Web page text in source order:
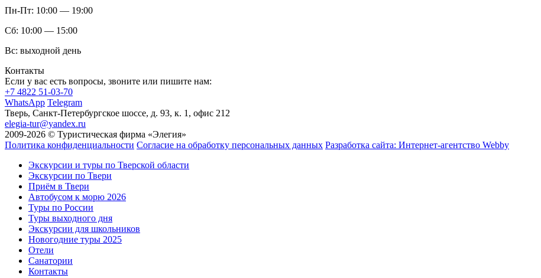
Пн-Пт: 10:00 — 19:00
Сб: 10:00 — 15:00
Вс: выходной день
Контакты
Если у вас есть вопросы, звоните или пишите нам:
+7 4822 51-03-70
WhatsApp Telegram
Тверь, Санкт-Петербургское шоссе, д. 93, к. 1, офис 212
elegia-tur@yandex.ru
2009-2026 © Туристическая фирма «Элегия»
Политика конфиденциальности Согласие на обработку персональных данных Разработка сайта: Интернет-агентство Webby
Экскурсии и туры по Тверской области
Экскурсии по Твери
Приём в Твери
Автобусом к морю 2026
Туры по России
Туры выходного дня
Экскурсии для школьников
Новогодние туры 2025
Отели
Санатории
Контакты